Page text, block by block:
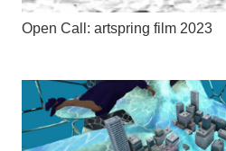
Open Call: artspring film 2023